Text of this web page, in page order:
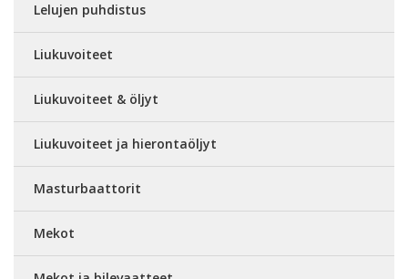
Lelujen puhdistus
Liukuvoiteet
Liukuvoiteet & öljyt
Liukuvoiteet ja hierontaöljyt
Masturbaattorit
Mekot